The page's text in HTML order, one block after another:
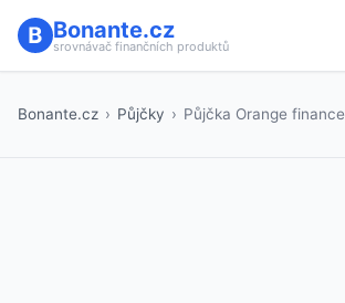
Bonante.cz
srovnávač finančních produktů
Bonante.cz › Půjčky › Půjčka Orange finance